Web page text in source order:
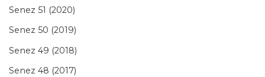
Senez 51 (2020)
Senez 50 (2019)
Senez 49 (2018)
Senez 48 (2017)